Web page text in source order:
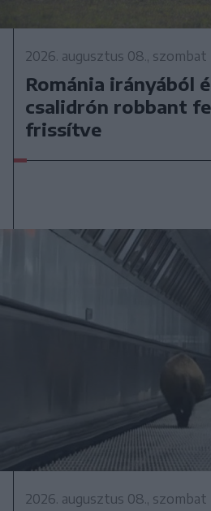
2026. augusztus 08., szombat
Románia irányából
csalidrón robbant
frissítve
2026. augusztus 08., szombat